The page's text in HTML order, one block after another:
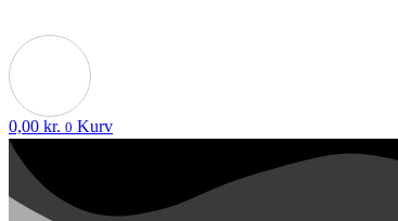
0,00 kr. 0 Kurv